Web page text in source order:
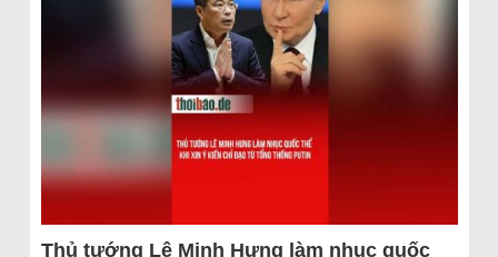
Thủ tướng Lê Minh Hưng làm nhục quốc